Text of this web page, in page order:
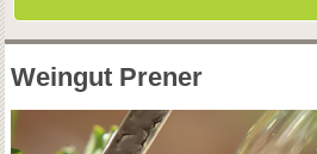
Weingut Prener